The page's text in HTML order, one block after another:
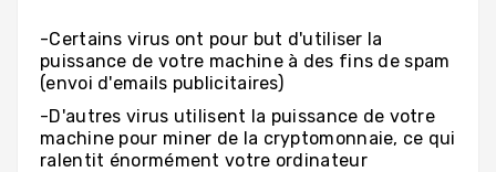
-Certains virus ont pour but d'utiliser la
puissance de votre machine à des fins de spam
(envoi d'emails publicitaires)
-D'autres virus utilisent la puissance de votre
machine pour miner de la cryptomonnaie, ce qui
ralentit énormément votre ordinateur